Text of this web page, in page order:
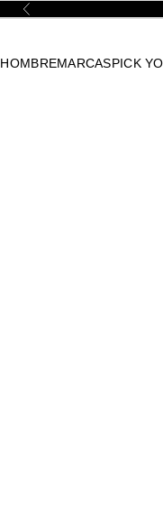
Previous
HOMBREMARCASPICK